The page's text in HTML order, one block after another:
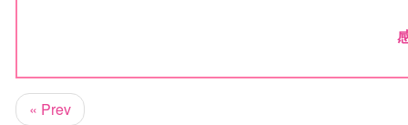
« Prev